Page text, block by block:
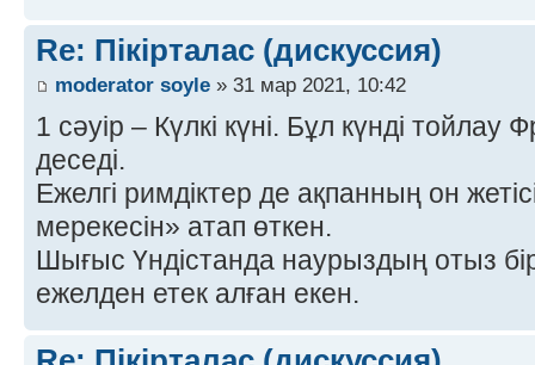
Re: Пікірталас (дискуссия)
moderator soyle » 31 мар 2021, 10:42
1 сәуір – Күлкі күні. Бұл күнді тойлау
деседі.
Ежелгі римдіктер де ақпанның он
мерекесін» атап өткен.
Шығыс Үндістанда наурыздың отыз
ежелден етек алған екен.